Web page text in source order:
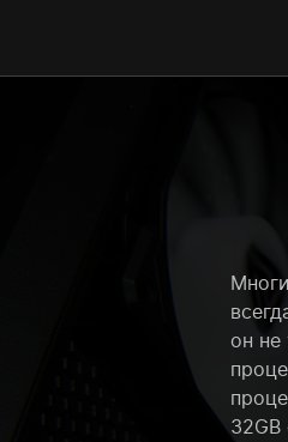
он не
32GB